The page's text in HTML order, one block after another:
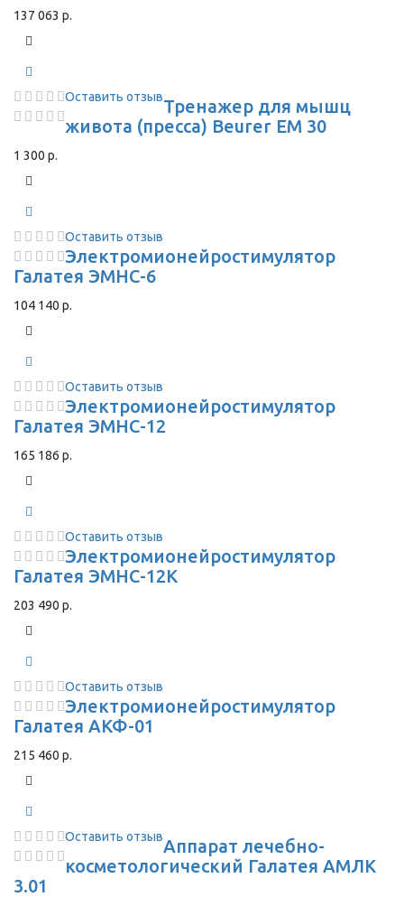
137 063 р.
Оставить отзывТренажер для мышц
живота (пресса) Beurer EM 30
1 300 р.
Оставить отзыв
Электромионейростимулятор
Галатея ЭМНС-6
104 140 р.
Оставить отзыв
Электромионейростимулятор
Галатея ЭМНС-12
165 186 р.
Оставить отзыв
Электромионейростимулятор
Галатея ЭМНС-12К
203 490 р.
Оставить отзыв
Электромионейростимулятор
Галатея АКФ-01
215 460 р.
Оставить отзывАппарат лечебно-
косметологический Галатея АМЛК
3.01